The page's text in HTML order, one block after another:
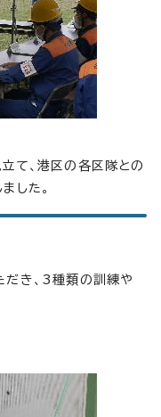
て、港区の各区隊との
した。
き、3種類の訓練や